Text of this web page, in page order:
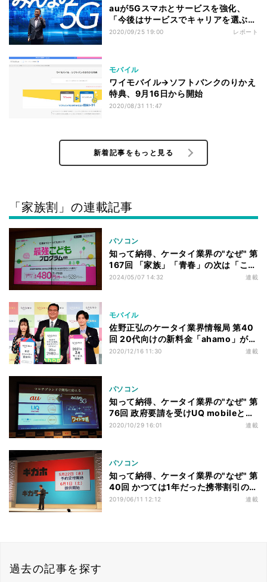
auが5Gスマホとサービスを強化、
「今後はサービスでキャリアを選ぶ時
代に」
2020/09/25 19:00 レポート
モバイル
ワイモバイル→ソフトバンクのりかえ
特典、9月16日から開始
2020/08/31 11:47
新着記事をもっと見る
「家族割」の連載記事
パソコン
知って納得、ケータイ業界の"なぜ" 第
167回 「家族」「青春」の次は「こど
も」、割引施策の導入が相次ぐ楽天モ
2024/05/07 14:32 連載
モバイル
佐野正弘のケータイ業界情報局 第40
回 20代向けの新料金「ahamo」が話
題のNTTドコモ、なぜ若者に弱かった
2020/12/16 11:30 連載
パソコン
知って納得、ケータイ業界の"なぜ" 第
76回 政府要請を受けUQ mobileとワ
イモバイルが打ち出す「20GBプラ
2020/10/29 16:01 連載
パソコン
知って納得、ケータイ業界の"なぜ" 第
40回 かつては1年だった携帯割引の
「縛り」が2年に伸びた理由
2019/06/11 12:12 連載
過去の記事を探す